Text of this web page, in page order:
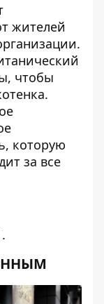
жителей
чтобы
которую
за все